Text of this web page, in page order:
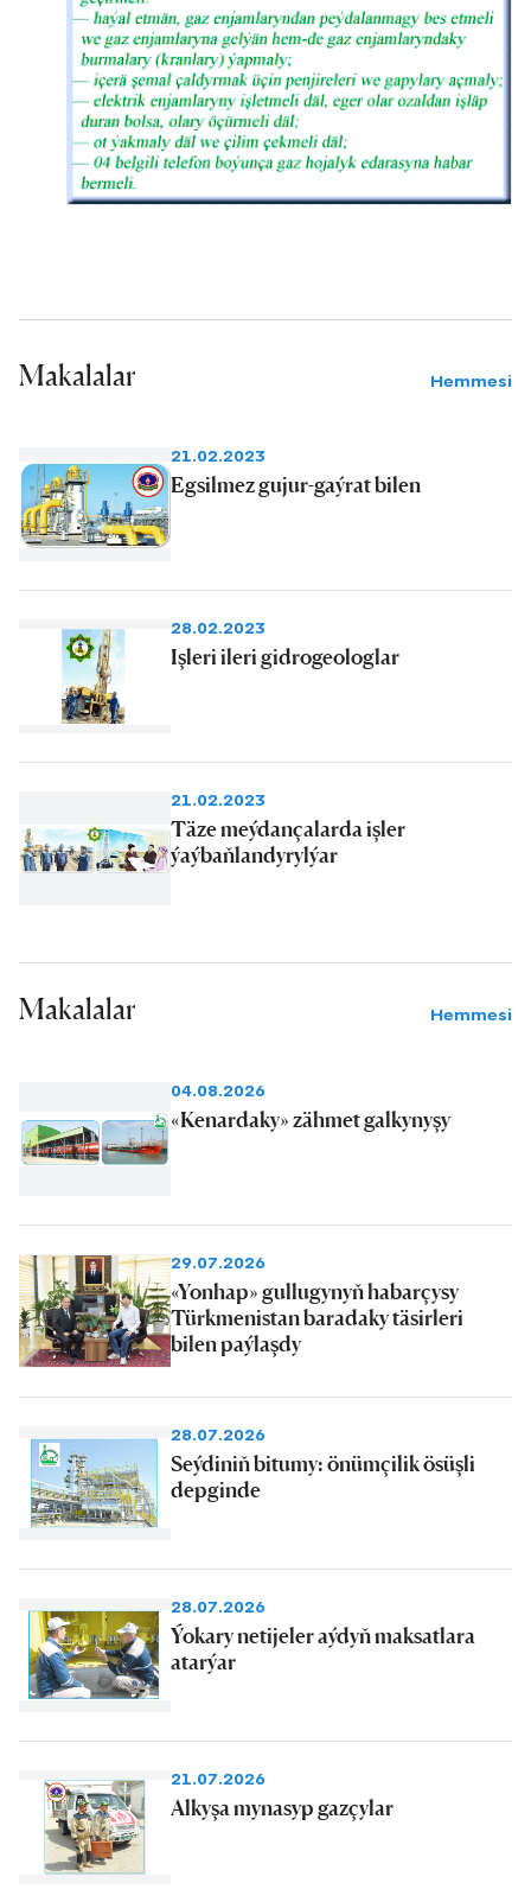
Makalalar Hemmesi
21.02.2023
Egsilmez gujur-gaýrat bilen
28.02.2023
Işleri ileri gidrogeologlar
21.02.2023
Täze meýdançalarda işler
ýaýbaňlandyrylýar
Makalalar Hemmesi
04.08.2026
«Kenardaky» zähmet galkynyşy
29.07.2026
«Yonhap» gullugynyň habarçysy
Türkmenistan baradaky täsirleri
bilen paýlaşdy
28.07.2026
Seýdiniň bitumy: önümçilik ösüşli
depginde
28.07.2026
Ýokary netijeler aýdyň maksatlara
atarýar
21.07.2026
Alkyşa mynasyp gazçylar